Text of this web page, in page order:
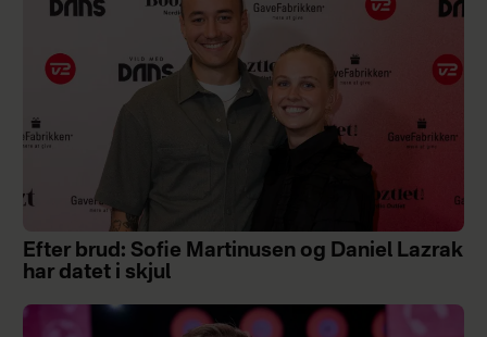
Efter brud: Sofie Martinusen og Daniel Lazrak
har datet i skjul